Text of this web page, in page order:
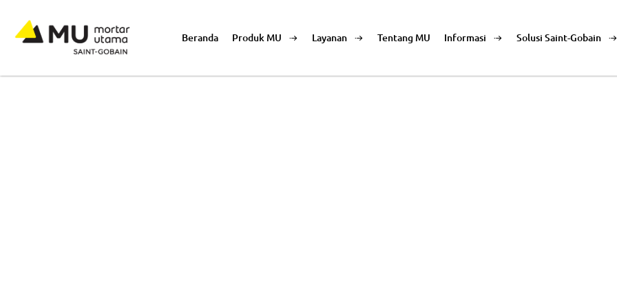
Beranda Produk MU Layanan Tentang MU Informasi Solusi Saint-Gobain